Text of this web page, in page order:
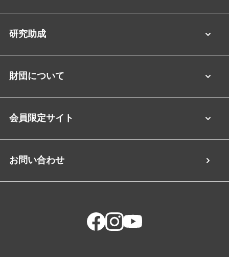
研究助成
財団について
会員限定サイト
お問い合わせ